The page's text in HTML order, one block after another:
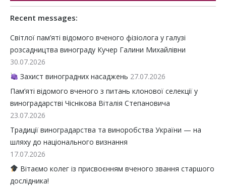
Recent messages:
Світлої пам’яті відомого вченого фізіолога у галузі
розсадництва винограду Кучер Галини Михайлівни
30.07.2026
Захист виноградних насаджень 27.07.2026
Пам’яті відомого вченого з питань клонової селекції у
виноградарстві Чіснікова Віталія Степановича
23.07.2026
Традиції виноградарства та виноробства України — на
шляху до національного визнання
17.07.2026
Вітаємо колег із присвоєнням вченого звання старшого
дослідника!